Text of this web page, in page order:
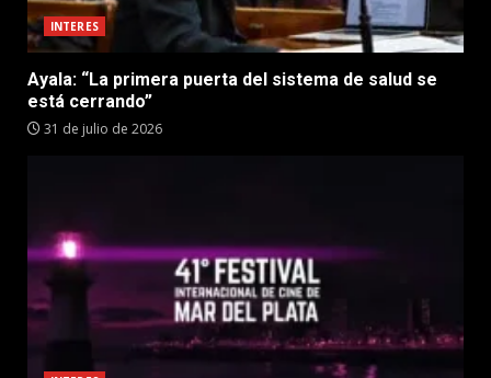
INTERES
Ayala: “La primera puerta del sistema de salud se
está cerrando”
31 de julio de 2026